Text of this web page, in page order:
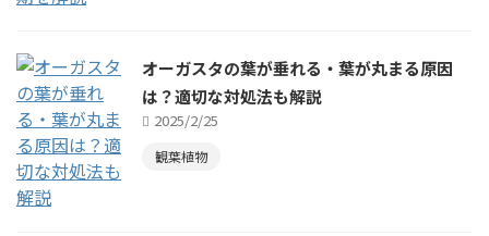
オーガスタの葉が垂れる・葉が丸まる原因
は？適切な対処法も解説
2025/2/25
観葉植物